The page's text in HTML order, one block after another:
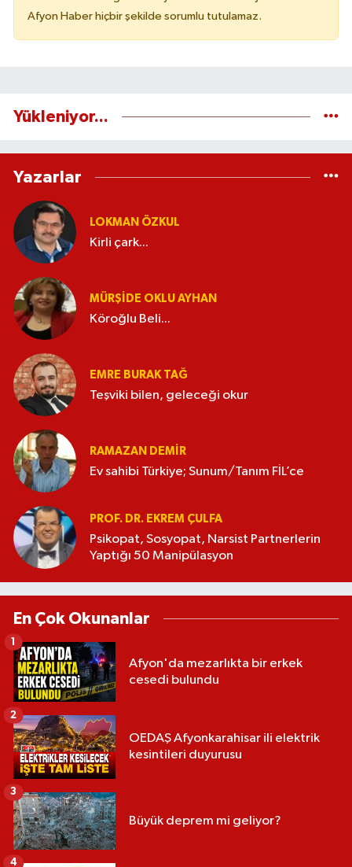
Afyon Haber hiçbir şekilde sorumlu tutulamaz.
Yükleniyor...
Yazarlar
LOKMAN ÖZKUL
Kirli çark...
MÜRŞIDE OKLU AYHAN
Köroğlu Beli...
EMRE BURAK TAĞ
Teşviki bilen, geleceği okur
RAMAZAN DEMİR
Ev sahibi Türkiye; Sunum/Tanım FİL’ce
PROF. DR. EKREM ÇULFA
Psikopat, Sosyopat, Narsist Partnerlerin
Yaptığı 50 Manipülasyon
En Çok Okunanlar
Afyon'da mezarlıkta bir erkek
cesedi bulundu
1
OEDAŞ Afyonkarahisar ili elektrik
kesintileri duyurusu
2
Büyük deprem mi geliyor?
3
4